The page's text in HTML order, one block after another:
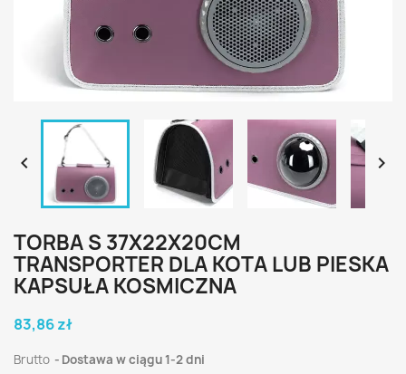
 
TORBA S 37X22X20CM
TRANSPORTER DLA KOTA LUB PIESKA
KAPSUŁA KOSMICZNA
83,86 zł
Brutto Dostawa w ciągu 1-2 dni